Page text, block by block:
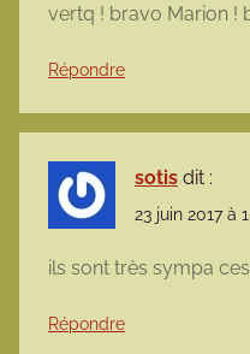
vertq ! bravo Marion !
Répondre
sotis dit :
23 juin 2017 à
ils sont très sympa
Répondre